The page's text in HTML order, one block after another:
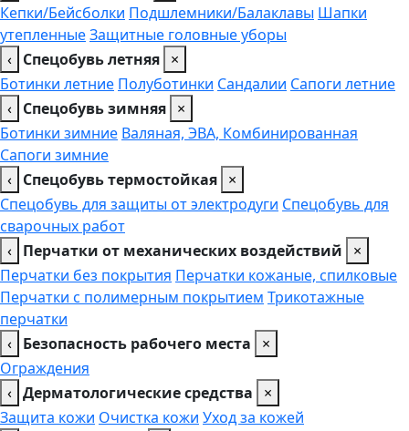
Кепки/Бейсболки Подшлемники/Балаклавы Шапки
утепленныеЗащитные головные уборы
‹ Спецобувь летняя ×
Ботинки летние Полуботинки Сандалии Сапоги летние
‹ Спецобувь зимняя ×
Ботинки зимние Валяная, ЭВА, Комбинированная
Сапоги зимние
‹ Спецобувь термостойкая ×
Спецобувь для защиты от электродуги Спецобувь для
сварочных работ
‹ Перчатки от механических воздействий
×
Перчатки без покрытия Перчатки кожаные, спилковые
Перчатки с полимерным покрытием Трикотажные
перчатки
‹ Безопасность рабочего места
×
Ограждения
‹ Дерматологические средства
×
Защита кожи Очистка кожи Уход за кожей